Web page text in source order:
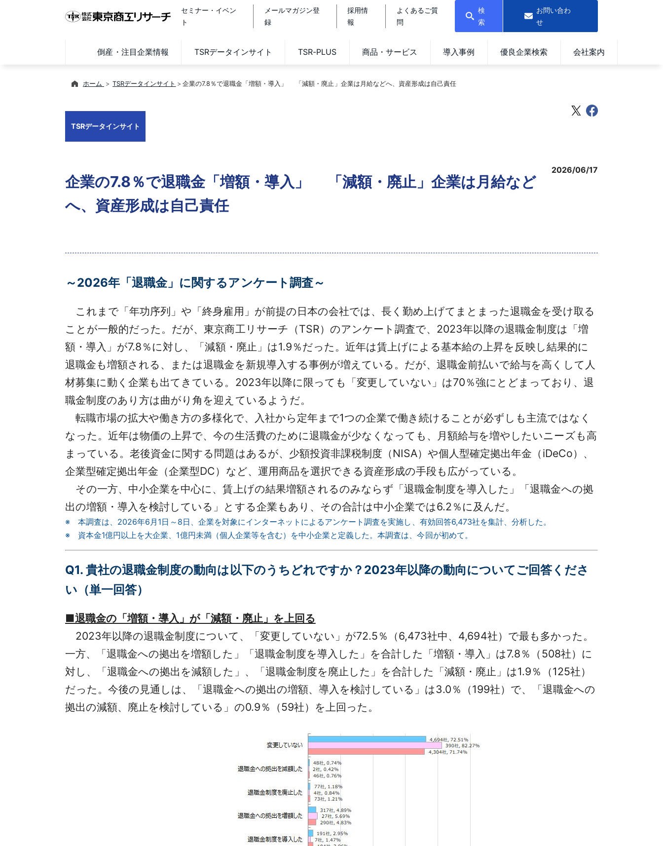
セミナー・イベン
ト
メールマガジン登
録
採用情
報
よくあるご質
問
検
索
お問い合わ
せ
倒産・注目企業情報 TSRデータインサイト TSR-PLUS 商品・サービス 導入事例 優良企業検索 会社案内
ホーム TSRデータインサイト 企業の7.8％で退職金「増額・導入」 「減額・廃止」企業は月給などへ、資産形成は自己責任
TSRデータインサイト
企業の7.8％で退職金「増額・導入」 「減額・廃止」企業は月給など
へ、資産形成は自己責任
2026/06/17
～2026年「退職金」に関するアンケート調査～
これまで「年功序列」や「終身雇用」が前提の日本の会社では、長く勤め上げてまとまった退職金を受け取る
ことが一般的だった。だが、東京商工リサーチ（TSR）のアンケート調査で、2023年以降の退職金制度は「増
額・導入」が7.8％に対し、「減額・廃止」は1.9％だった。近年は賃上げによる基本給の上昇を反映し結果的に
退職金も増額される、または退職金を新規導入する事例が増えている。だが、退職金前払いで給与を高くして人
材募集に動く企業も出てきている。2023年以降に限っても「変更していない」は70％強にとどまっており、退
職金制度のあり方は曲がり角を迎えているようだ。
転職市場の拡大や働き方の多様化で、入社から定年まで1つの企業で働き続けることが必ずしも主流ではなく
なった。近年は物価の上昇で、今の生活費のために退職金が少なくなっても、月額給与を増やしたいニーズも高
まっている。老後資金に関する問題はあるが、少額投資非課税制度（NISA）や個人型確定拠出年金（iDeCo）、
企業型確定拠出年金（企業型DC）など、運用商品を選択できる資産形成の手段も広がっている。
その一方、中小企業を中心に、賃上げの結果増額されるのみならず「退職金制度を導入した」「退職金への拠
出の増額・導入を検討している」とする企業もあり、その合計は中小企業では6.2％に及んだ。
※ 本調査は、2026年6月1日～8日、企業を対象にインターネットによるアンケート調査を実施し、有効回答6,473社を集計、分析した。
※ 資本金1億円以上を大企業、1億円未満（個人企業等を含む）を中小企業と定義した。本調査は、今回が初めて。
Q1. 貴社の退職金制度の動向は以下のうちどれですか？2023年以降の動向についてご回答くださ
い（単一回答）
■退職金の「増額・導入」が「減額・廃止」を上回る
2023年以降の退職金制度について、「変更していない」が72.5％（6,473社中、4,694社）で最も多かった。
一方、「退職金への拠出を増額した」「退職金制度を導入した」を合計した「増額・導入」は7.8％（508社）に
対し、「退職金への拠出を減額した」、「退職金制度を廃止した」を合計した「減額・廃止」は1.9％（125社）
だった。今後の見通しは、「退職金への拠出の増額、導入を検討している」は3.0％（199社）で、「退職金への
拠出の減額、廃止を検討している」の0.9％（59社）を上回った。